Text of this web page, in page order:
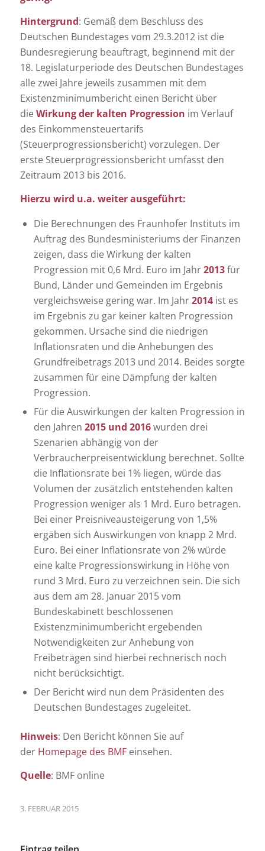
Hintergrund: Gemäß dem Beschluss des
Deutschen Bundestages vom 29.3.2012 ist die
Bundesregierung beauftragt, beginnend mit der
18. Legislaturperiode des Deutschen Bundestages
alle zwei Jahre jeweils zusammen mit dem
Existenzminimumbericht einen Bericht über
die Wirkung der kalten Progression im Verlauf
des Einkommensteuertarifs
(Steuerprogressionsbericht) vorzulegen. Der
erste Steuerprogressionsbericht umfasst den
Zeitraum 2013 bis 2016.
Hierzu wird u.a. weiter ausgeführt:
Die Berechnungen des Fraunhofer Instituts im
Auftrag des Bundesministeriums der Finanzen
zeigen, dass die Wirkung der kalten
Progression mit 0,6 Mrd. Euro im Jahr 2013 für
Bund, Länder und Gemeinden im Ergebnis
vergleichsweise gering war. Im Jahr 2014 ist es
im Ergebnis zu gar keiner kalten Progression
gekommen. Ursache sind die niedrigen
Inflationsraten und die Anhebungen des
Grundfreibetrags 2013 und 2014. Beides sorgte
zusammen für eine Dämpfung der kalten
Progression.
Für die Auswirkungen der kalten Progression in
den Jahren 2015 und 2016 wurden drei
Szenarien abhängig von der
Verbraucherpreisentwicklung berechnet. Sollte
die Inflationsrate bei 1% liegen, würde das
Volumen der zusätzlich entstehenden kalten
Progression weniger als 1 Mrd. Euro betragen.
Bei einer Preisniveausteigerung von 1,5%
ergäben sich Auswirkungen von knapp 2 Mrd.
Euro. Bei einer Inflationsrate von 2% würde
eine kalte Progressionswirkung in Höhe von
rund 3 Mrd. Euro zu verzeichnen sein. Die sich
aus dem am 28. Januar 2015 vom
Bundeskabinett beschlossenen
Existenzminimumbericht ergebenden
Notwendigkeiten zur Anhebung von
Freibeträgen sind hierbei rechnerisch noch
nicht berücksichtigt.
Der Bericht wird nun dem Präsidenten des
Deutschen Bundestages zugeleitet.
Hinweis: Den Bericht können Sie auf
der Homepage des BMF einsehen.
Quelle: BMF online
3. FEBRUAR 2015